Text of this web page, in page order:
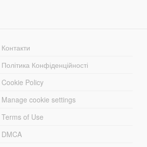
Контакти
Політика Конфіденційності
Cookie Policy
Manage cookie settings
Terms of Use
DMCA